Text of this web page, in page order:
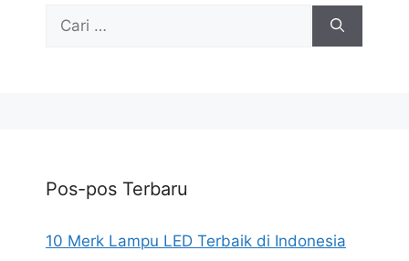
untuk:
Pos-pos Terbaru
10 Merk Lampu LED Terbaik di Indonesia